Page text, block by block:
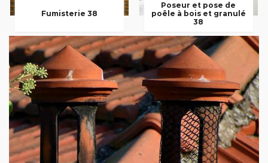
Fumisterie 38
Poseur et pose de
poêle à bois et granulé
38